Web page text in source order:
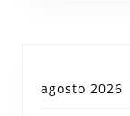
agosto 2026